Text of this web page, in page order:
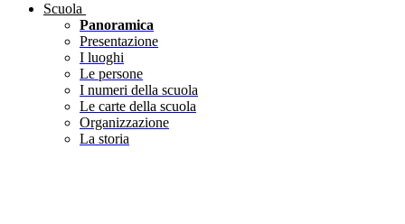
Scuola
Panoramica
Presentazione
I luoghi
Le persone
I numeri della scuola
Le carte della scuola
Organizzazione
La storia